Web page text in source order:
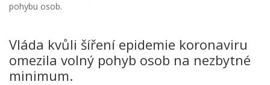
pohybu osob.
Vláda kvůli šíření epidemie koronaviru
omezila volný pohyb osob na nezbytné
minimum.